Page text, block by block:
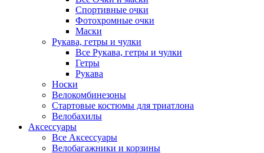
Спортивные очки
Фотохромные очки
Маски
Рукава, гетры и чулки
Все Рукава, гетры и чулки
Гетры
Рукава
Носки
Велокомбинезоны
Стартовые костюмы для триатлона
Велобахилы
Аксессуары
Все Аксессуары
Велобагажники и корзины